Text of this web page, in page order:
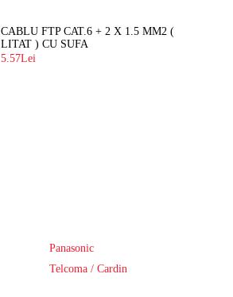
CABLU FTP CAT.6 + 2 X 1.5 MM2 (
LITAT ) CU SUFA
5.57Lei
Panasonic
Telcoma / Cardin